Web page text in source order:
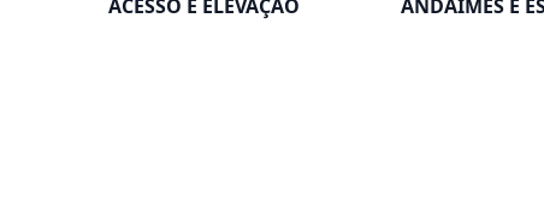
ACESSO E ELEVAÇÃO ANDAIMES E